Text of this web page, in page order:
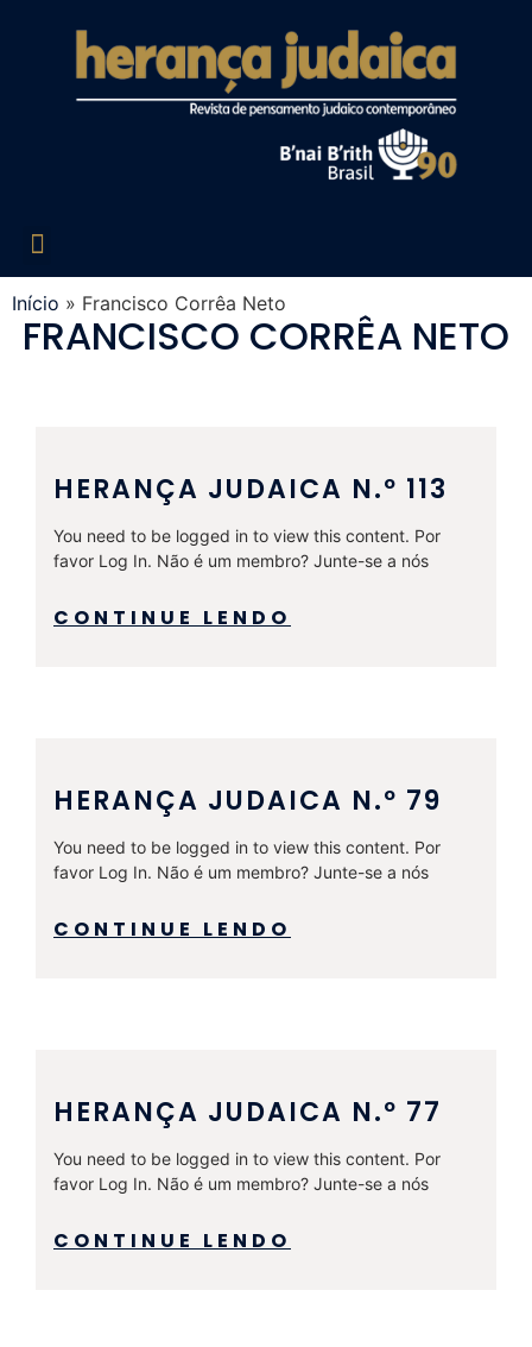
Início » Francisco Corrêa Neto
FRANCISCO CORRÊA NETO
HERANÇA JUDAICA N.º 113
You need to be logged in to view this content. Por
favor Log In. Não é um membro? Junte-se a nós
CONTINUE LENDO
HERANÇA JUDAICA N.º 79
You need to be logged in to view this content. Por
favor Log In. Não é um membro? Junte-se a nós
CONTINUE LENDO
HERANÇA JUDAICA N.º 77
You need to be logged in to view this content. Por
favor Log In. Não é um membro? Junte-se a nós
CONTINUE LENDO